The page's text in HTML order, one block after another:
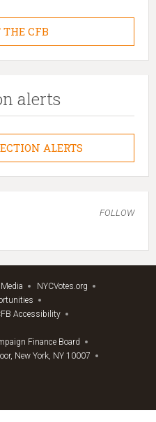
THE CFB
alerts
ALERTS
FOLLOW
NYCVotes.org
Accessibility
Finance Board
New York, NY 10007